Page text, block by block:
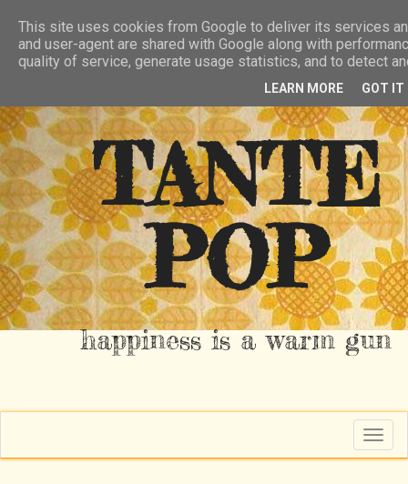
RSS FEED
TANTE
POP
happiness is a warm gun
T
o
g
This site uses cookies from Google to deliver its services
and user-agent are shared with Google along with
quality of service, generate usage statistics, and to detect
LEARN MORE GOT IT